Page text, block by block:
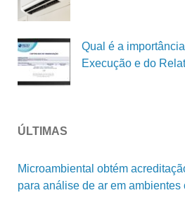
Qual é a
Execução e do
ÚLTIMAS
Microambiental obtém
para análise de ar em ambientes